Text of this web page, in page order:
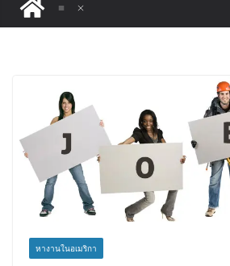
หางานในอเมริกา